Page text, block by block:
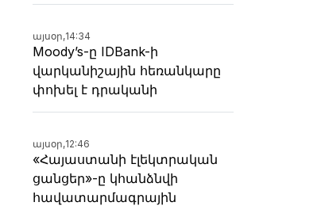
այսօր,14:34
Moody’s-ը IDBank-ի
վարկանիշային հեռանկարը
փոխել է դրականի
այսօր,12:46
«Հայաստանի էլեկտրական
ցանցեր»-ը կհանձնվի
հավատարմագրային